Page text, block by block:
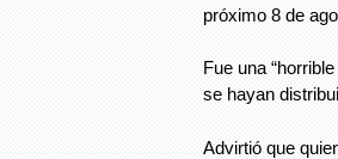
próximo 8 de
Fue una
se hayan
Advirtió que